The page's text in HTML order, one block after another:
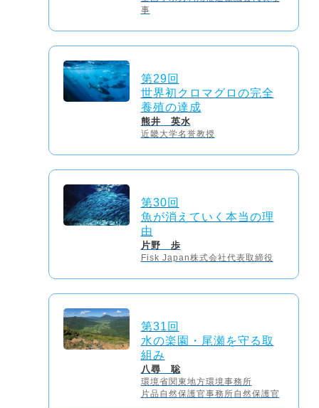
事
第29回
世界初クロマグロの完全
養殖の達成
熊井 英水
近畿大学名誉教授
第30回
魚が消えていく本当の理
由
片野 歩
Fisk Japan株式会社代表取締役
第31回
水の楽園・尾瀬を守る取
組み
八尋 聡
環境省関東地方環境事務所
片品自然保護官事務所自然保護官